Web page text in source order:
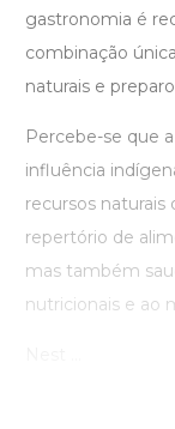
gastronomia é
combinação
naturais e
Percebe-se que
influência
recursos
repertório de
mas também
nutricionais e ao